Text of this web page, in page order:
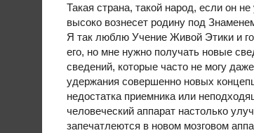
Такая страна, такой народ, если он
высоко вознесет родину под
Я так люблю Учение Живой Этики и
его, но мне нужно получать новые
сведений, которые часто не могу
удержания совершенно новых
недостатка приемника или
человеческий аппарат настолько
запечатлеются в новом мозговом